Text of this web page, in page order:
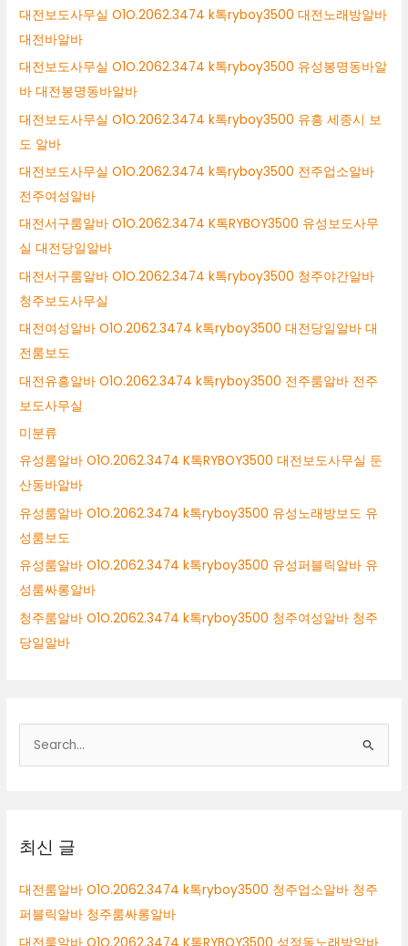
대전보도사무실 O1O.2062.3474 k톡ryboy3500 대전노래방알바
대전바알바
대전보도사무실 O1O.2062.3474 k톡ryboy3500 유성봉명동바알
바 대전봉명동바알바
대전보도사무실 O1O.2062.3474 k톡ryboy3500 유흥 세종시 보
도 알바
대전보도사무실 O1O.2062.3474 k톡ryboy3500 전주업소알바
전주여성알바
대전서구룸알바 O1O.2062.3474 K톡RYBOY3500 유성보도사무
실 대전당일알바
대전서구룸알바 O1O.2062.3474 k톡ryboy3500 청주야간알바
청주보도사무실
대전여성알바 O1O.2062.3474 k톡ryboy3500 대전당일알바 대
전룸보도
대전유흥알바 O1O.2062.3474 k톡ryboy3500 전주룸알바 전주
보도사무실
미분류
유성룸알바 O1O.2062.3474 K톡RYBOY3500 대전보도사무실 둔
산동바알바
유성룸알바 O1O.2062.3474 k톡ryboy3500 유성노래방보도 유
성룸보도
유성룸알바 O1O.2062.3474 k톡ryboy3500 유성퍼블릭알바 유
성룸싸롱알바
청주룸알바 O1O.2062.3474 k톡ryboy3500 청주여성알바 청주
당일알바
색
최신 글
대전룸알바 O1O.2062.3474 k톡ryboy3500 청주업소알바 청주
퍼블릭알바 청주룸싸롱알바
대전룸알바 O1O.2062.3474 K톡RYBOY3500 성정동노래방알바